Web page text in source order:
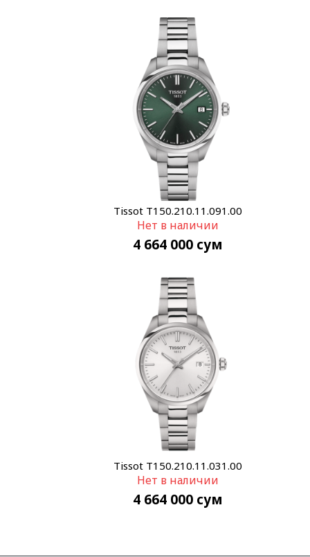
Tissot T150.210.11.091.00
Нет в наличии
4 664 000 сум
Tissot T150.210.11.031.00
Нет в наличии
4 664 000 сум